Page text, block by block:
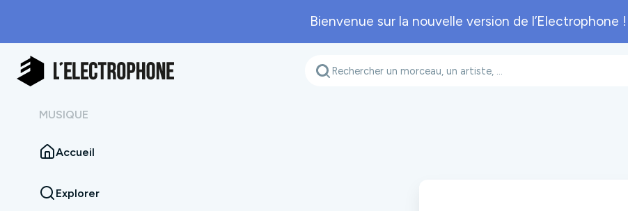
Bienvenue sur la nouvelle version de l’Electrophone !
MUSIQUE
Accueil
Explorer